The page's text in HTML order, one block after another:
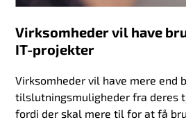
Virksomheder vil have
IT-projekter
Virksomheder vil have mere end
tilslutningsmuligheder fra deres
fordi der skal mere til for at få